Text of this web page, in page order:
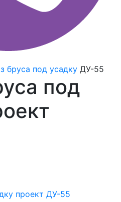
бруса под усадку ДУ-55
под